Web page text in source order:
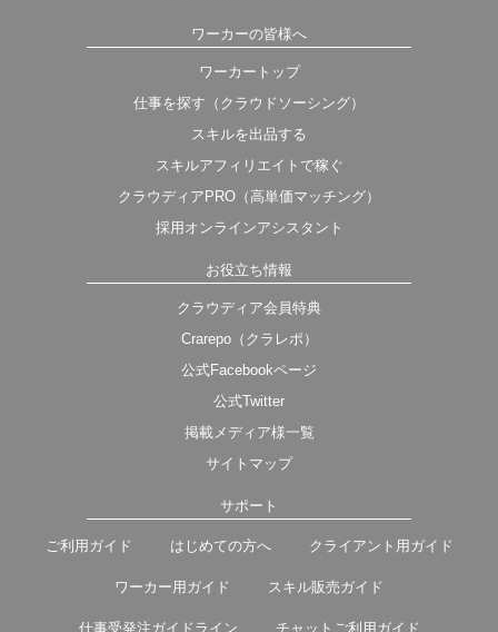
ワーカーの皆様へ
ワーカートップ
仕事を探す（クラウドソーシング）
スキルを出品する
スキルアフィリエイトで稼ぐ
クラウディアPRO（高単価マッチング）
採用オンラインアシスタント
お役立ち情報
クラウディア会員特典
Crarepo（クラレポ）
公式Facebookページ
公式Twitter
掲載メディア様一覧
サイトマップ
サポート
ご利用ガイド はじめての方へ クライアント用ガイド
ワーカー用ガイド スキル販売ガイド
仕事受発注ガイドライン チャットご利用ガイド